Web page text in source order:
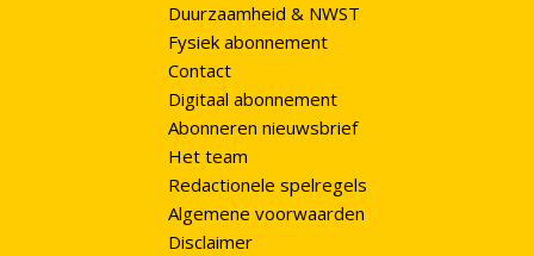
Duurzaamheid & NWST
Fysiek abonnement
Contact
Digitaal abonnement
Abonneren nieuwsbrief
Het team
Redactionele spelregels
Algemene voorwaarden
Disclaimer